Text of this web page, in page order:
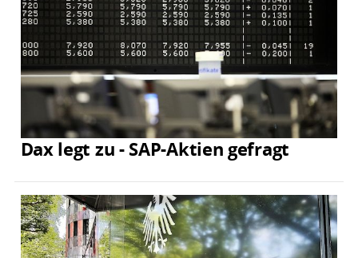
Dax legt zu - SAP-Aktien gefragt